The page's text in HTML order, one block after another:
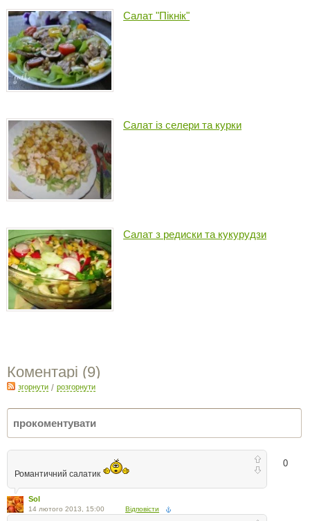
Салат "Пікнік"
Салат із селери та курки
Салат з редиски та кукурудзи
Коментарі (9)
згорнути / розгорнути
0
Романтичний салатик
Sol
14 лютого 2013, 15:00 Відповісти